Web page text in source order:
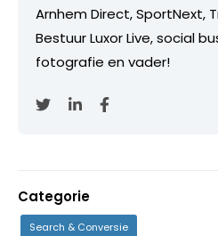
Arnhem Direct, SportNext,
Bestuur Luxor Live, social
fotografie en vader!
Categorie
Search & Conversie